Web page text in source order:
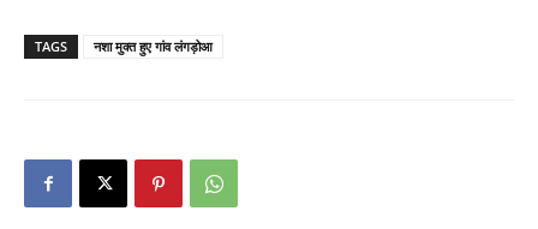
TAGS नशा मुक्त हुए गांव लंगड़ोआ